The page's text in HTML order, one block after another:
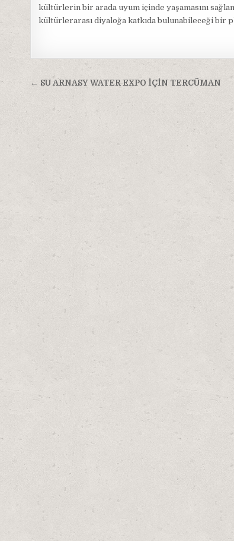
kültürlerin bir arada uyum içinde yaşamasını
kültürlerarası diyaloğa katkıda bulunabileceği bir
Yazı
gezinmesi
← SU ARNASY WATER EXPO İÇİN TERCÜMAN